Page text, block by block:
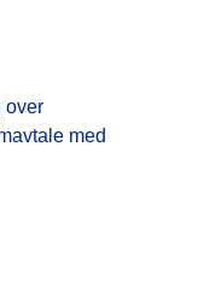
over
med